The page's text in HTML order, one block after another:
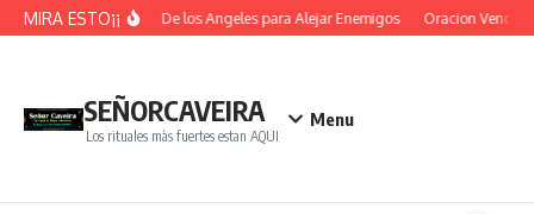
Saltar al contenido
MIRA ESTO¡¡Oracion De los Angeles para Alejar Enemigos Oracion Vence
SEÑORCAVEIRA
Los rituales màs fuertes estan AQUI
Menu